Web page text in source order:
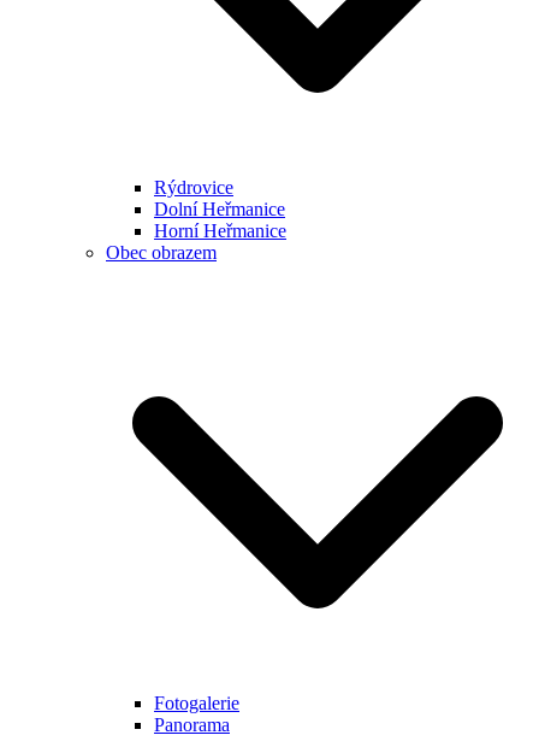
Rýdrovice
Dolní Heřmanice
Horní Heřmanice
Obec obrazem
Fotogalerie
Panorama